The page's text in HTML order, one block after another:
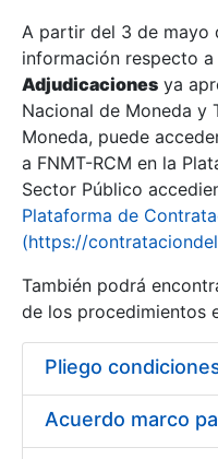
Mostrar/Ocultar
A partir del 3 de mayo
información respecto a
Adjudicaciones ya
Nacional de Moneda y
Moneda, puede
a FNMT-RCM en la
Sector Público
Plataforma de
(https://
También podrá
de los procedimientos